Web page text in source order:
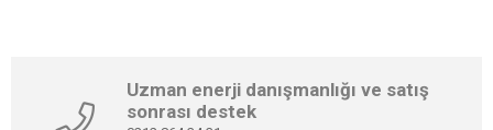
Uzman enerji danışmanlığı ve satış
sonrası destek